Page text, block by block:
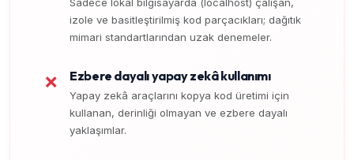
izole ve basitleştirilmiş kod parçacıkları; dağıtık
mimari standartlarından uzak denemeler.
❌ Ezbere dayalı yapay zekâ kullanımı
Yapay zekâ araçlarını kopya kod üretimi için
kullanan, derinliği olmayan ve ezbere dayalı
yaklaşımlar.